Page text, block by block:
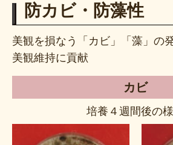
防カビ・防藻性
美観を損なう「カビ」「藻」の
美観維持に貢献
カビ
培養４週間後の